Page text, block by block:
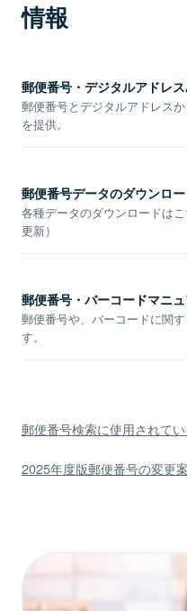
情報
郵便番号・デジタルアドレ
郵便番号とデジタルアドレス
を提供。
郵便番号データのダウンロ
各種データのダウンロードは
更新）
郵便番号・バーコードマニ
郵便番号や、バーコードに関
す。
郵便番号検索に使用されて
2025年度版郵便番号の変更